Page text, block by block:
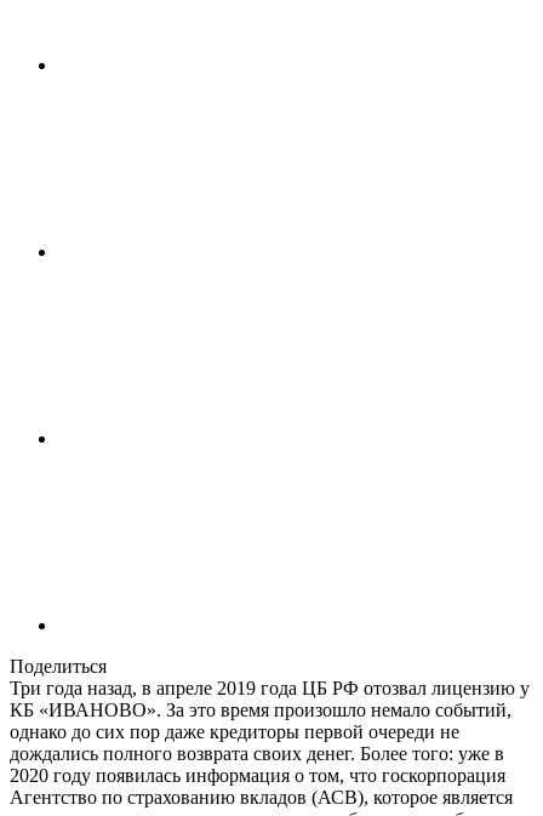
Поделиться
Три года назад, в апреле 2019 года ЦБ РФ отозвал лицензию у
КБ «ИВАНОВО». За это время произошло немало событий,
однако до сих пор даже кредиторы первой очереди не
дождались полного возврата своих денег. Более того: уже в
2020 году появилась информация о том, что госкорпорация
Агентство по страхованию вкладов (АСВ), которое является